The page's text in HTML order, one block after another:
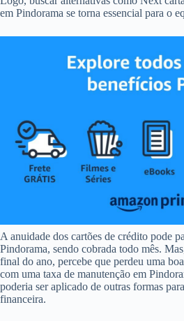
em Pindorama se torna essencial para o
A anuidade dos cartões de crédito pode
Pindorama, sendo cobrada todo mês.
final do ano, percebe que perdeu uma
com uma taxa de manutenção em
poderia ser aplicado de outras formas
financeira.